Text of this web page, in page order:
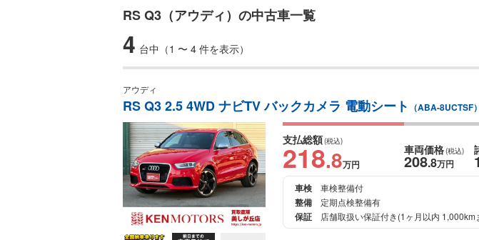
RS Q3（アウディ）の中古車一覧
4 台中（1 〜 4 件を表示）
アウディ
RS Q3 2.5 4WD ナビTV バックカメラ 電動シート （ABA-8UCTSF）
支払総額(税込)
218.8万円
車両価格(税込)
208.8万円
車検
車検整備付
整備 定期点検整備有
保証 店舗取扱い保証付き(1ヶ月以内 1,000km